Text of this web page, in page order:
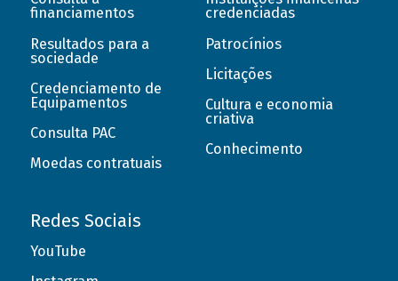
financiamentos
Resultados para a
sociedade
Credenciamento de
Equipamentos
Consulta PAC
Moedas contratuais
credenciadas
Patrocínios
Licitações
Cultura e economia
criativa
Conhecimento
Redes Sociais
YouTube